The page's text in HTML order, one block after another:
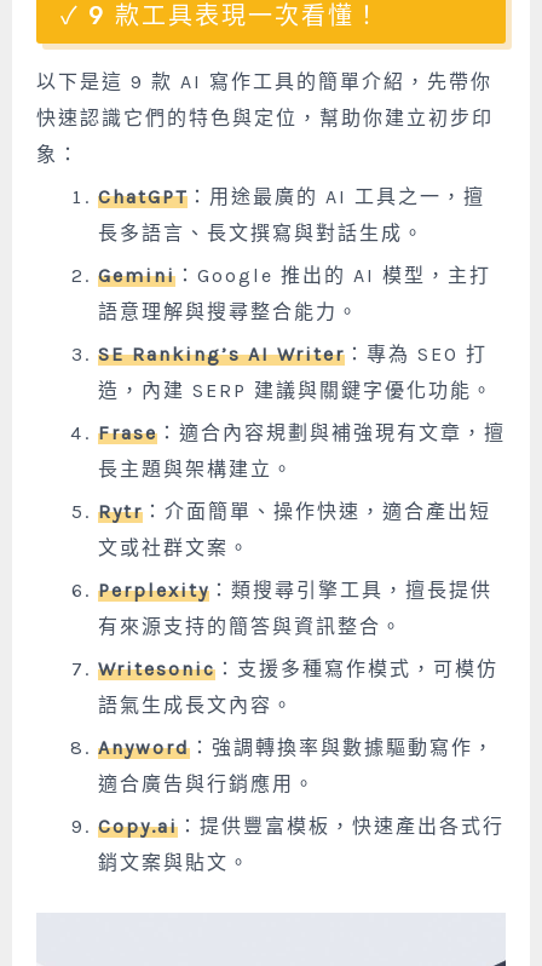
9 款工具表現一次看懂！
以下是這 9 款 AI 寫作工具的簡單介紹，先帶你
快速認識它們的特色與定位，幫助你建立初步印
象：
ChatGPT ：用途最廣的 AI 工具之一，擅
長多語言、長文撰寫與對話生成。
Gemini ：Google 推出的 AI 模型，主打
語意理解與搜尋整合能力。
SE Ranking’s AI Writer ：專為 SEO 打
造，內建 SERP 建議與關鍵字優化功能。
Frase ：適合內容規劃與補強現有文章，擅
長主題與架構建立。
Rytr ：介面簡單、操作快速，適合產出短
文或社群文案。
Perplexity ：類搜尋引擎工具，擅長提供
有來源支持的簡答與資訊整合。
Writesonic ：支援多種寫作模式，可模仿
語氣生成長文內容。
Anyword ：強調轉換率與數據驅動寫作，
適合廣告與行銷應用。
Copy.ai ： 提供豐富模板，快速產出各式行
銷文案與貼文。